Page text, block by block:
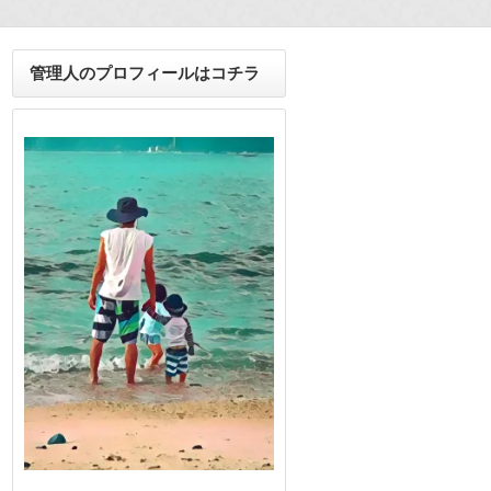
管理人のプロフィールはコチラ